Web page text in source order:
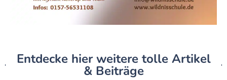
Entdecke hier weitere tolle Artikel
& Beiträge